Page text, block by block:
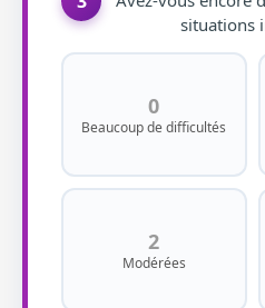
situations
0
Beaucoup de difficultés
2
Modérées